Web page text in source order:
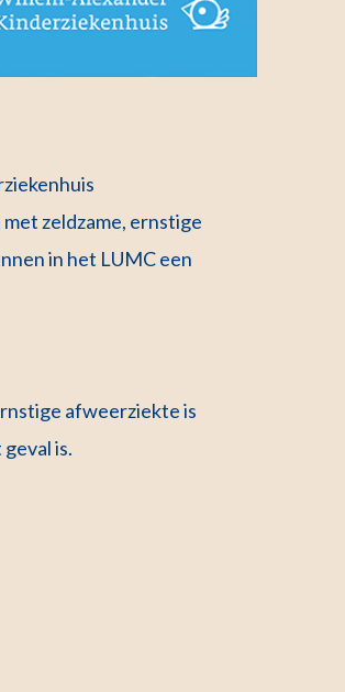
zeldzame, ernstige
in het LUMC een
afweerziekte is
is.